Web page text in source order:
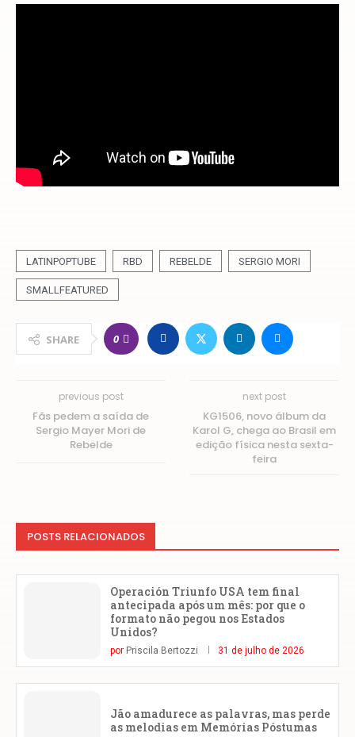
LATINPOPTUBE RBD REBELDE SERGIO MORI
SMALLFEATURED
SHARE 0
previous post
Fãs pedem a saída de
Sergio Mayer Mori de
Rebelde
next post
KG1506, novo álbum da
Karol G, chega ao Brasil em
edição física nesta sexta-
feira
POSTS RELACIONADOS
Operación Triunfo USA tem final
antecipada após um mês: por que o
formato não pegou nos Estados
Unidos?
por Priscila Bertozzi 31 de julho de 2026
Jão amadurece as palavras, mas perde
as melodias em Memórias Póstumas